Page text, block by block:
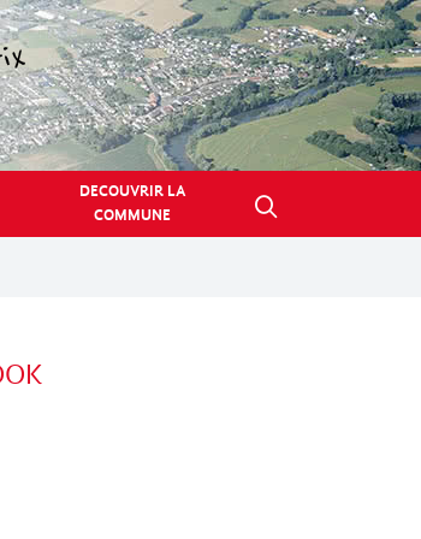
DECOUVRIR LA
COMMUNE